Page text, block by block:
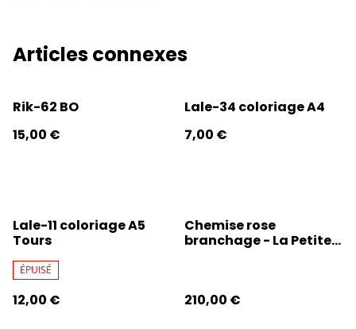
Articles connexes
Rik-62 BO
15,00 €
Lale-34 coloriage A4
7,00 €
Lale-11 coloriage A5
Tours
ÉPUISÉ
12,00 €
Chemise rose
branchage - La Petite
210,00 €